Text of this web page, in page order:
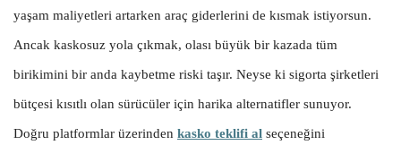
yaşam maliyetleri artarken araç giderlerini de kısmak istiyorsun.
Ancak kaskosuz yola çıkmak, olası büyük bir kazada tüm
birikimini bir anda kaybetme riski taşır. Neyse ki sigorta şirketleri
bütçesi kısıtlı olan sürücüler için harika alternatifler sunuyor.
Doğru platformlar üzerinden kasko teklifi al seçeneğini